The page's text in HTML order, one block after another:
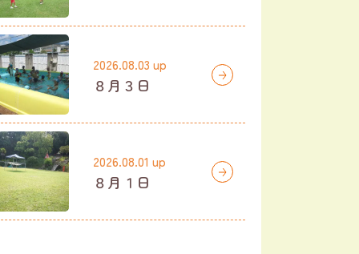
2026.08.03 up
８月３日
2026.08.01 up
８月１日